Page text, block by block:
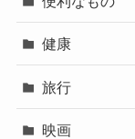
健康
旅行
映画